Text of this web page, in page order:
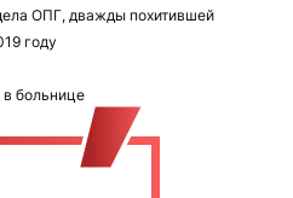
ОПГ, дважды похитившей
году
в больнице